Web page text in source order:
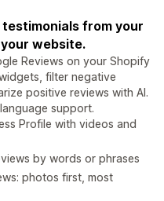
testimonials from your
website.
Reviews on your Shopify
filter negative
positive reviews with AI.
support.
Profile with videos and
by words or phrases
photos first, most